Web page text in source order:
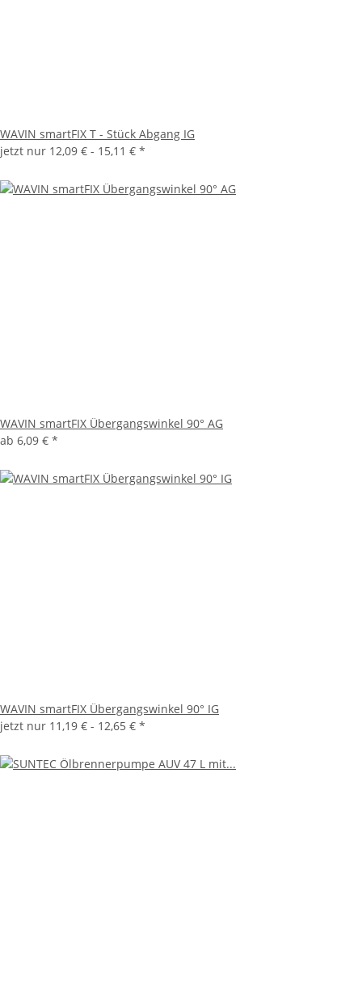
WAVIN smartFIX T - Stück Abgang IG
jetzt nur 12,09 € - 15,11 € *
WAVIN smartFIX Übergangswinkel 90° AG
ab 6,09 € *
WAVIN smartFIX Übergangswinkel 90° IG
jetzt nur 11,19 € - 12,65 € *